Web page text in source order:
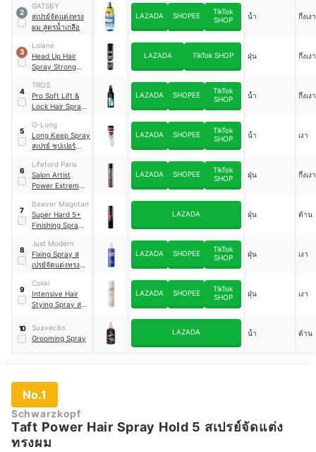
2
GATSBY
สเปรย์จัดแต่งทรง
ผม สูตรน้ำเกลือ
LAZADA SHOPEE
TikTok
SHOP
น้ำ กึ่งเง
3
Lolane
Head Up Hair
Spray Strong
LAZADA TikTok SHOP ฝุ่น กึ่งเงา
4
TROS
Pro Soft Lift &
Lock Hair Spray
LAZADA SHOPEE
TikTok
SHOP
น้ำ กึ่งเง
5
G-Long
Long Keep Spray
สเปรย์ ซุปเปอร์
LAZADA SHOPEE
TikTok
SHOP
น้ำ เงา
6
Lifeford Paris
Salon Artist
Power Extreme
แต่งทรงผม
LAZADA SHOPEE
TikTok
SHOP
ฝุ่น กึ่งเง
7
Beaver Magotan
Super Hard 5+
Finishing Spray
Control สเปรย์แข็ง
จัดแต่งทรงผม
LAZADA ฝุ่น ด้าน
8
Just Modern
Fixing Spray ส
เปรย์จัดแต่งทรงผม
LAZADA SHOPEE
TikTok
SHOP
ฝุ่น เงา
9
Cokki
Intensive Hair
Stying Spray ส
ผม
LAZADA SHOPEE
TikTok
SHOP
ฝุ่น เงา
10
Suavecito
Grooming Spray
LAZADA น้ำ ด้าน
No.1
Schwarzkopf
Taft Power Hair Spray Hold 5 สเปรย์จัดแต่ง
ทรงผม